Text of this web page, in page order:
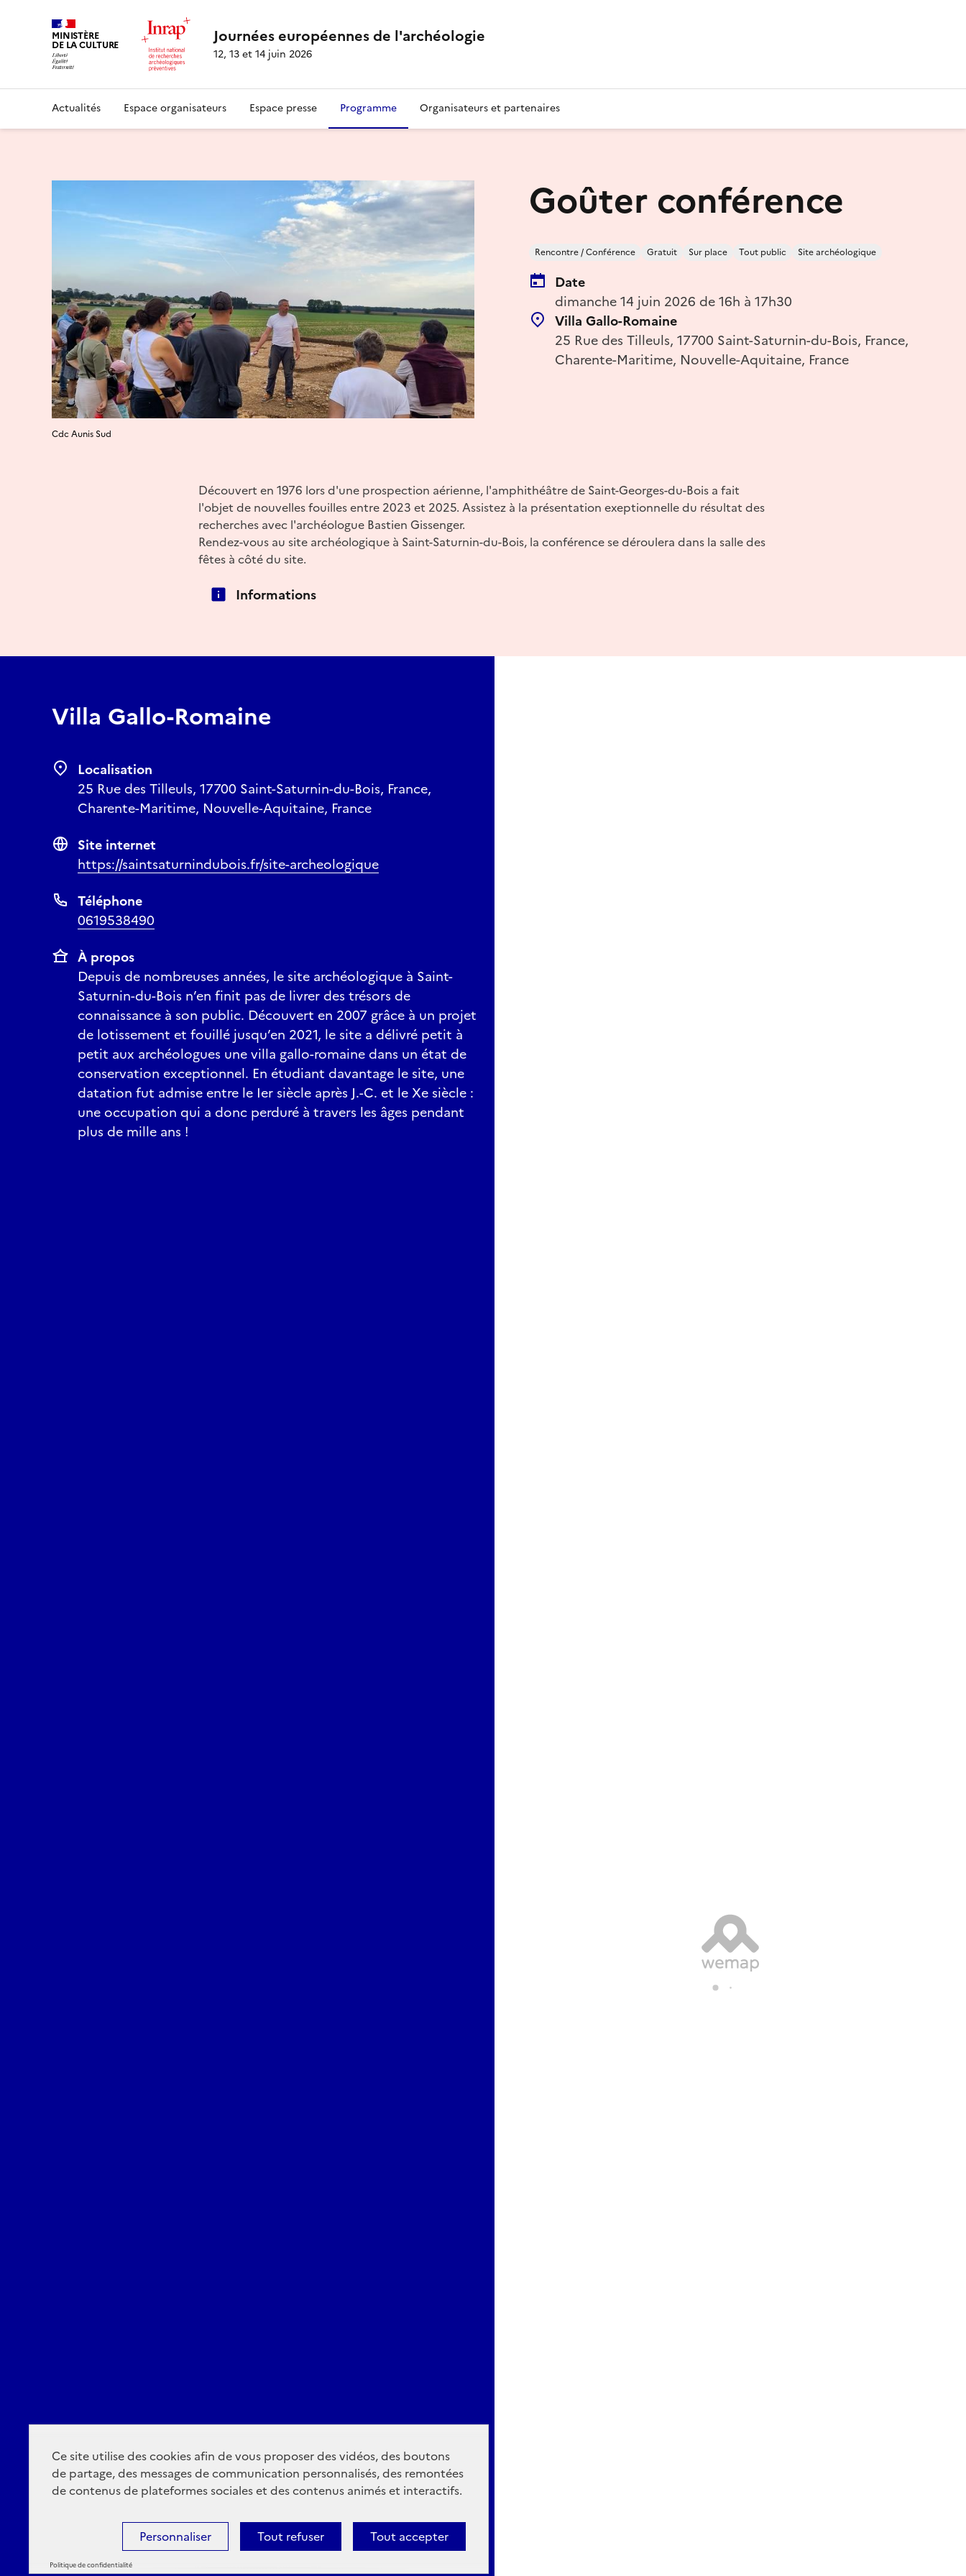
Ce site utilise des cookies afin de vous proposer des vidéos, des boutons
de partage, des messages de communication personnalisés, des remontées
de contenus de plateformes sociales et des contenus animés et interactifs.
Tout accepter
Tout refuser
Personnaliser
Politique de confidentialité
MINISTÈRE
DE LA CULTURE Journées européennes de l'archéologie
12, 13 et 14 juin 2026
Actualités Espace organisateurs Espace presse Programme Organisateurs et partenaires
Goûter conférence
Rencontre / Conférence Gratuit Sur place Tout public Site archéologique
Date
dimanche 14 juin 2026 de 16h à 17h30
Villa Gallo-Romaine
25 Rue des Tilleuls, 17700 Saint-Saturnin-du-Bois, France,
Charente-Maritime, Nouvelle-Aquitaine, France
Cdc Aunis Sud
Découvert en 1976 lors d'une prospection aérienne, l'amphithéâtre de Saint-Georges-du-Bois a fait
l'objet de nouvelles fouilles entre 2023 et 2025. Assistez à la présentation exeptionnelle du résultat des
recherches avec l'archéologue Bastien Gissenger.
Rendez-vous au site archéologique à Saint-Saturnin-du-Bois, la conférence se déroulera dans la salle des
fêtes à côté du site.
Informations
Villa Gallo-Romaine
Localisation
25 Rue des Tilleuls, 17700 Saint-Saturnin-du-Bois, France,
Charente-Maritime, Nouvelle-Aquitaine, France
Site internet
https://saintsaturnindubois.fr/site-archeologique
Téléphone
0619538490
À propos
Depuis de nombreuses années, le site archéologique à Saint-
Saturnin-du-Bois n’en finit pas de livrer des trésors de
connaissance à son public. Découvert en 2007 grâce à un projet
de lotissement et fouillé jusqu’en 2021, le site a délivré petit à
petit aux archéologues une villa gallo-romaine dans un état de
conservation exceptionnel. En étudiant davantage le site, une
datation fut admise entre le Ier siècle après J.-C. et le Xe siècle :
une occupation qui a donc perduré à travers les âges pendant
plus de mille ans !